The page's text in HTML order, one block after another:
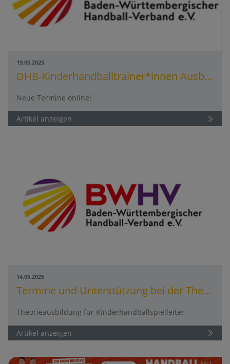
19.05.2025
DHB-Kinderhandballtrainer*innen Ausbildung (KHTA)
Neue Termine online!
Artikel anzeigen
14.05.2025
Termine und Unterstützung bei der Theorieausbildung für Kinderhandballspielleiter
Theorieausbildung für Kinderhandballspielleiter
Artikel anzeigen